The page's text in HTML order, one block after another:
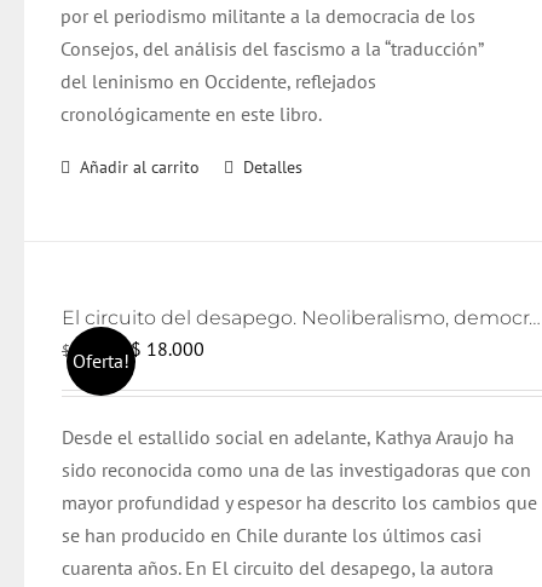
por el periodismo militante a la democracia de los
Consejos, del análisis del fascismo a la “traducción”
del leninismo en Occidente, reflejados
cronológicamente en este libro.
Añadir al carrito Detalles
Oferta!
El circuito del desapego. Neoliberalismo, democratización y lazo social
$19.000
El
precio
era:
$ 19.000.
$ 18.000
es:
$ 18.000.
Desde el estallido social en adelante, Kathya Araujo ha
sido reconocida como una de las investigadoras que con
mayor profundidad y espesor ha descrito los cambios que
se han producido en Chile durante los últimos casi
cuarenta años. En El circuito del desapego, la autora